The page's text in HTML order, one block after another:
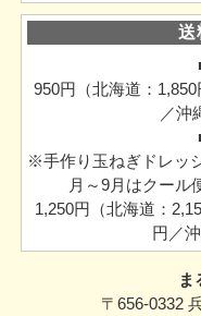
送
950円（北海道：
／沖
※手作り玉ねぎドレッ
月～9月はクール
1,250円（北海道：
円／
ま
〒656-0332